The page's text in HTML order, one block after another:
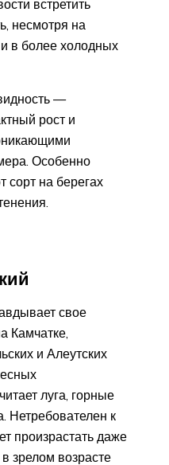
встретить
несмотря на
в более холодных
—
рост и
Особенно
сорт на берегах
свое
Камчатке,
и Алеутских
луга, горные
Нетребователен к
произрастать даже
зрелом возрасте